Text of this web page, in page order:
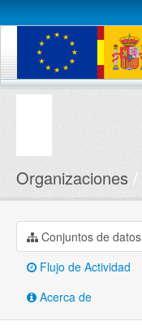
Conjuntos de datos
Organizaciones
Conjuntos de datos
Flujo de Actividad
Acerca de